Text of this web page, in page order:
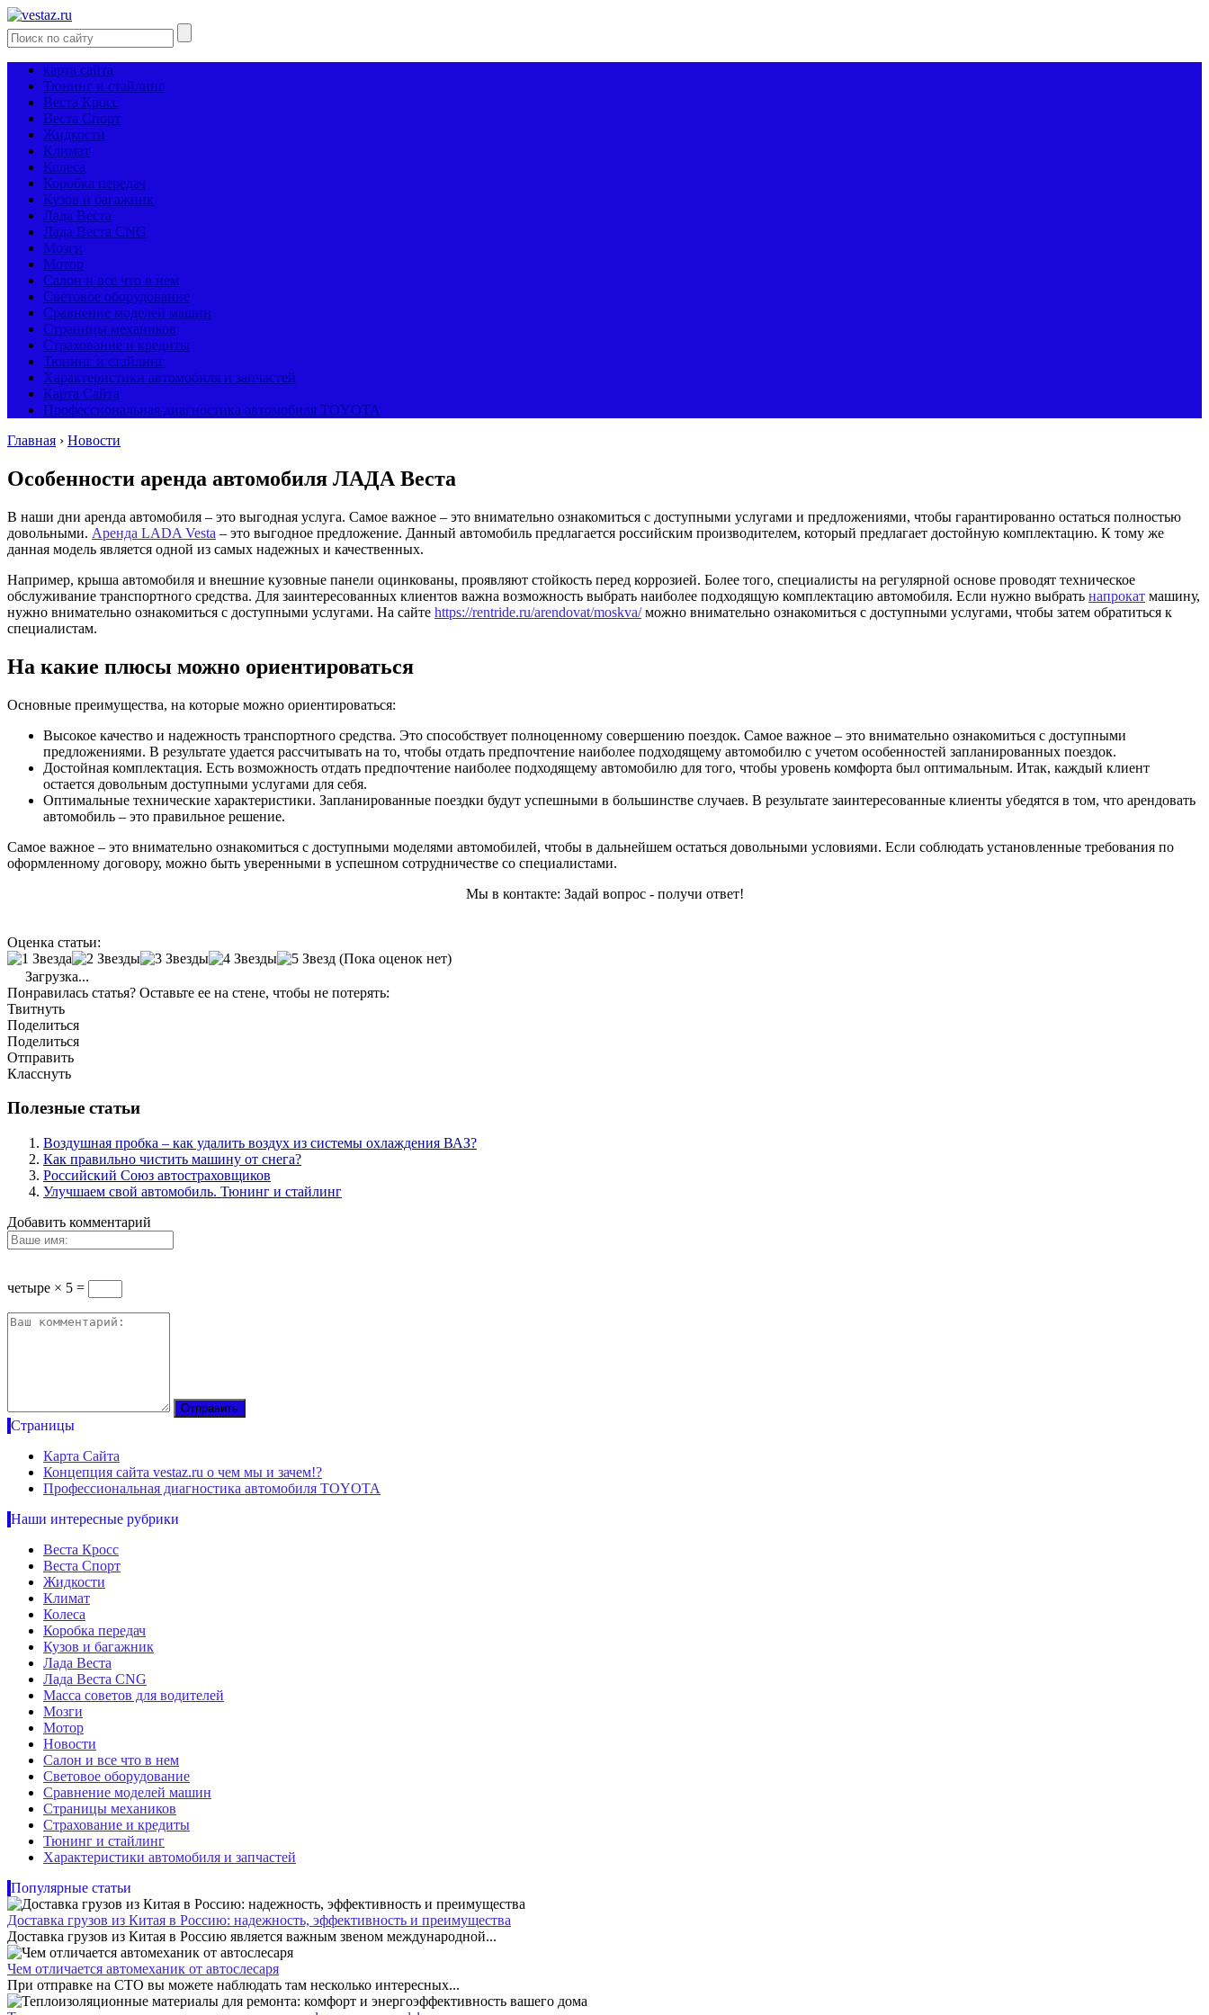
карта сайта
Тюнинг и стайлинг
Веста Кросс
Веста Спорт
Жидкости
Климат
Колеса
Коробка передач
Кузов и багажник
Лада Веста
Лада Веста CNG
Мозги
Мотор
Салон и все что в нем
Световое оборудование
Сравнение моделей машин
Страницы механиков
Страхование и кредиты
Тюнинг и стайлинг
Характеристики автомобиля и запчастей
Карта Сайта
Профессиональная диагностика автомобиля TOYOTA
Главная › Новости
Особенности аренда автомобиля ЛАДА Веста
В наши дни аренда автомобиля – это выгодная услуга. Самое важное – это внимательно ознакомиться с доступными услугами и предложениями, чтобы гарантированно остаться полностью
довольными. Аренда LADA Vesta – это выгодное предложение. Данный автомобиль предлагается российским производителем, который предлагает достойную комплектацию. К тому же
данная модель является одной из самых надежных и качественных.
Например, крыша автомобиля и внешние кузовные панели оцинкованы, проявляют стойкость перед коррозией. Более того, специалисты на регулярной основе проводят техническое
обслуживание транспортного средства. Для заинтересованных клиентов важна возможность выбрать наиболее подходящую комплектацию автомобиля. Если нужно выбрать напрокат машину,
нужно внимательно ознакомиться с доступными услугами. На сайте https://rentride.ru/arendovat/moskva/можно внимательно ознакомиться с доступными услугами, чтобы затем обратиться к
специалистам.
На какие плюсы можно ориентироваться
Основные преимущества, на которые можно ориентироваться:
Высокое качество и надежность транспортного средства. Это способствует полноценному совершению поездок. Самое важное – это внимательно ознакомиться с доступными
предложениями. В результате удается рассчитывать на то, чтобы отдать предпочтение наиболее подходящему автомобилю с учетом особенностей запланированных поездок.
Достойная комплектация. Есть возможность отдать предпочтение наиболее подходящему автомобилю для того, чтобы уровень комфорта был оптимальным. Итак, каждый клиент
остается довольным доступными услугами для себя.
Оптимальные технические характеристики. Запланированные поездки будут успешными в большинстве случаев. В результате заинтересованные клиенты убедятся в том, что арендовать
автомобиль – это правильное решение.
Самое важное – это внимательно ознакомиться с доступными моделями автомобилей, чтобы в дальнейшем остаться довольными условиями. Если соблюдать установленные требования по
оформленному договору, можно быть уверенными в успешном сотрудничестве со специалистами.
Мы в контакте: Задай вопрос - получи ответ!
Оценка статьи:
(Пока оценок нет)
Загрузка...
Понравилась статья? Оставьте ее на стене, чтобы не потерять:
Твитнуть
Поделиться
Поделиться
Отправить
Класснуть
Полезные статьи
Воздушная пробка – как удалить воздух из системы охлаждения ВАЗ?
Как правильно чистить машину от снега?
Российский Союз автостраховщиков
Улучшаем свой автомобиль. Тюнинг и стайлинг
Добавить комментарий
четыре × 5 =
Страницы
Карта Сайта
Концепция сайта vestaz.ru о чем мы и зачем!?
Профессиональная диагностика автомобиля TOYOTA
Наши интересные рубрики
Веста Кросс
Веста Спорт
Жидкости
Климат
Колеса
Коробка передач
Кузов и багажник
Лада Веста
Лада Веста CNG
Масса советов для водителей
Мозги
Мотор
Новости
Салон и все что в нем
Световое оборудование
Сравнение моделей машин
Страницы механиков
Страхование и кредиты
Тюнинг и стайлинг
Характеристики автомобиля и запчастей
Популярные статьи
Доставка грузов из Китая в Россию: надежность, эффективность и преимущества
Доставка грузов из Китая в Россию является важным звеном международной...
Чем отличается автомеханик от автослесаря
При отправке на СТО вы можете наблюдать там несколько интересных...